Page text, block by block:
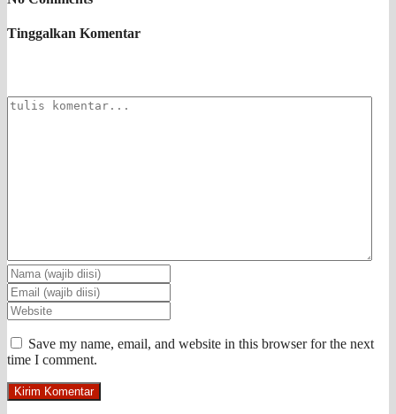
Tinggalkan Komentar
Save my name, email, and website in this browser for the next
time I comment.